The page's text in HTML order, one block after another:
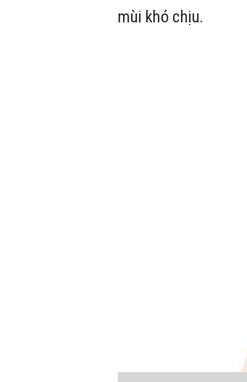
mùi khó chịu.